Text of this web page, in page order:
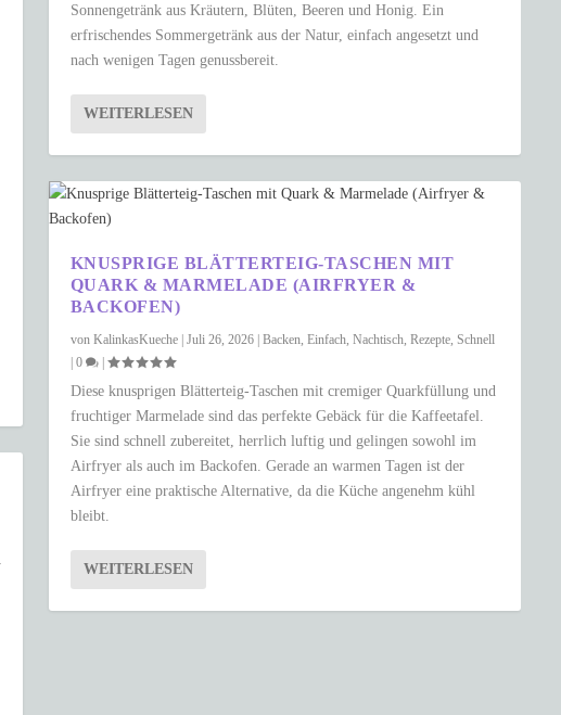
Sonnengetränk aus Kräutern, Blüten, Beeren und Honig. Ein
erfrischendes Sommergetränk aus der Natur, einfach angesetzt und
nach wenigen Tagen genussbereit.
WEITERLESEN
KNUSPRIGE BLÄTTERTEIG-TASCHEN MIT
QUARK & MARMELADE (AIRFRYER &
BACKOFEN)
von KalinkasKueche| Juli 26, 2026| Backen Einfach Nachtisch Rezepte, Schnell
| 0 |
Diese knusprigen Blätterteig-Taschen mit cremiger Quarkfüllung und
fruchtiger Marmelade sind das perfekte Gebäck für die Kaffeetafel.
Sie sind schnell zubereitet, herrlich luftig und gelingen sowohl im
Airfryer als auch im Backofen. Gerade an warmen Tagen ist der
Airfryer eine praktische Alternative, da die Küche angenehm kühl
bleibt.
WEITERLESEN